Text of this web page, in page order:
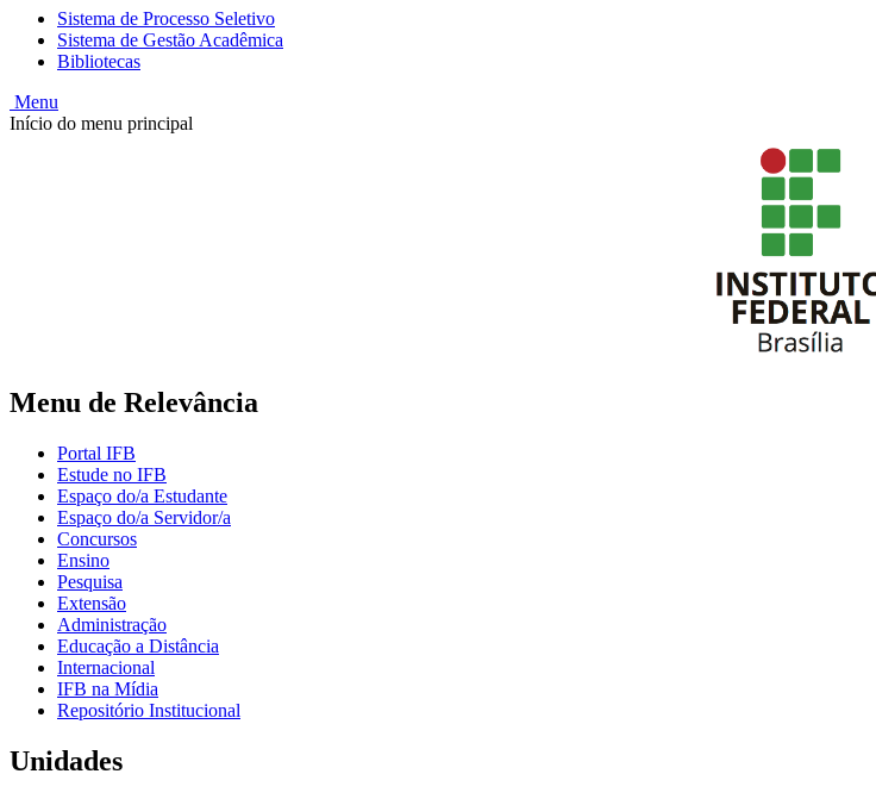
Sistema de Processo Seletivo
Sistema de Gestão Acadêmica
Bibliotecas
Menu
Início do menu principal
Menu de Relevância
Portal IFB
Estude no IFB
Espaço do/a Estudante
Espaço do/a Servidor/a
Concursos
Ensino
Pesquisa
Extensão
Administração
Educação a Distância
Internacional
IFB na Mídia
Repositório Institucional
Unidades